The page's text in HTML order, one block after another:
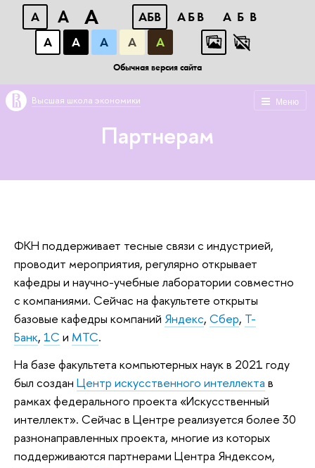
A A A АБВ АБВ
АБВ
А
А А А А
Обычная версия сайта
Меню
Высшая школа экономики
Партнерам
ФКН поддерживает тесные связи с индустрией,
проводит мероприятия, регулярно открывает
кафедры и научно-учебные лаборатории совместно
с компаниями. Сейчас на факультете открыты
базовые кафедры компаний Яндекс, Сбер, Т-
Банк, 1С и МТС.
На базе факультета компьютерных наук в 2021 году
был создан Центр искусственного интеллекта в
рамках федерального проекта «Искусственный
интеллект». Сейчас в Центре реализуется более 30
разнонаправленных проекта, многие из которых
поддерживаются партнерами Центра Яндексом,